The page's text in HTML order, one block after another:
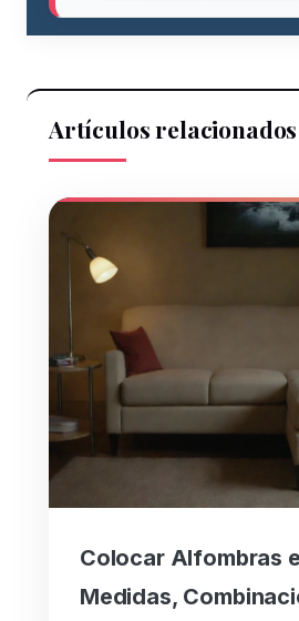
Artículos relacionados
Colocar Alfombras
Medidas,